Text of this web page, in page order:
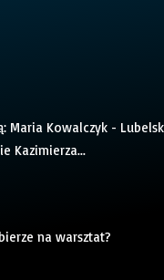
Maria Kowalczyk -
Kazimierza...
na warsztat?